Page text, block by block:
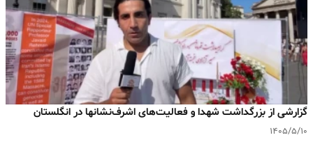
گزارشی از بزرگداشت شهدا و فعالیت‌های اشرف‌نشانها در انگلستان
۱۴۰۵/۵/۱۰